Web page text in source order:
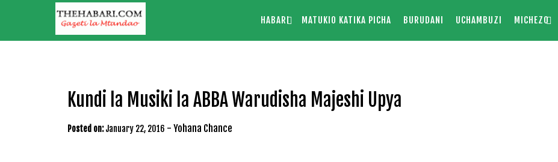
HABARI MATUKIO KATIKA PICHA BURUDANI UCHAMBUZI MICHEZO
Kundi la Musiki la ABBA Warudisha Majeshi Upya
Posted on: January 22, 2016 - Yohana Chance